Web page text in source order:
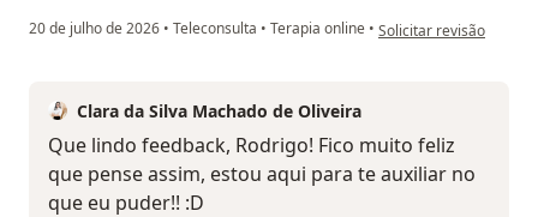
20 de julho de 2026 • Teleconsulta • Terapia online • na opinião do utilizador
Solicitar revisão
Clara da Silva Machado de Oliveira
Que lindo feedback, Rodrigo! Fico muito feliz
que pense assim, estou aqui para te auxiliar no
que eu puder!! :D